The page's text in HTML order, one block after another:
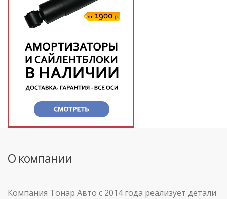
О компании
Компания Тонар Авто с 2014 года реализует детали